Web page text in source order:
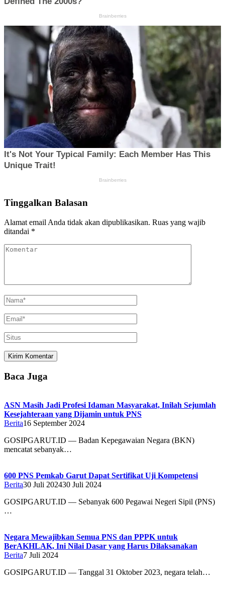
Tinggalkan Balasan
Alamat email Anda tidak akan dipublikasikan. Ruas yang wajib
ditandai *
Baca Juga
ASN Masih Jadi Profesi Idaman Masyarakat, Inilah Sejumlah
Kesejahteraan yang Dijamin untuk PNS
Berita16 September 2024
GOSIPGARUT.ID — Badan Kepegawaian Negara (BKN)
mencatat sebanyak…
600 PNS Pemkab Garut Dapat Sertifikat Uji Kompetensi
Berita30 Juli 202430 Juli 2024
GOSIPGARUT.ID — Sebanyak 600 Pegawai Negeri Sipil (PNS)
…
Negara Mewajibkan Semua PNS dan PPPK untuk
BerAKHLAK, Ini Nilai Dasar yang Harus Dilaksanakan
Berita7 Juli 2024
GOSIPGARUT.ID — Tanggal 31 Oktober 2023, negara telah…